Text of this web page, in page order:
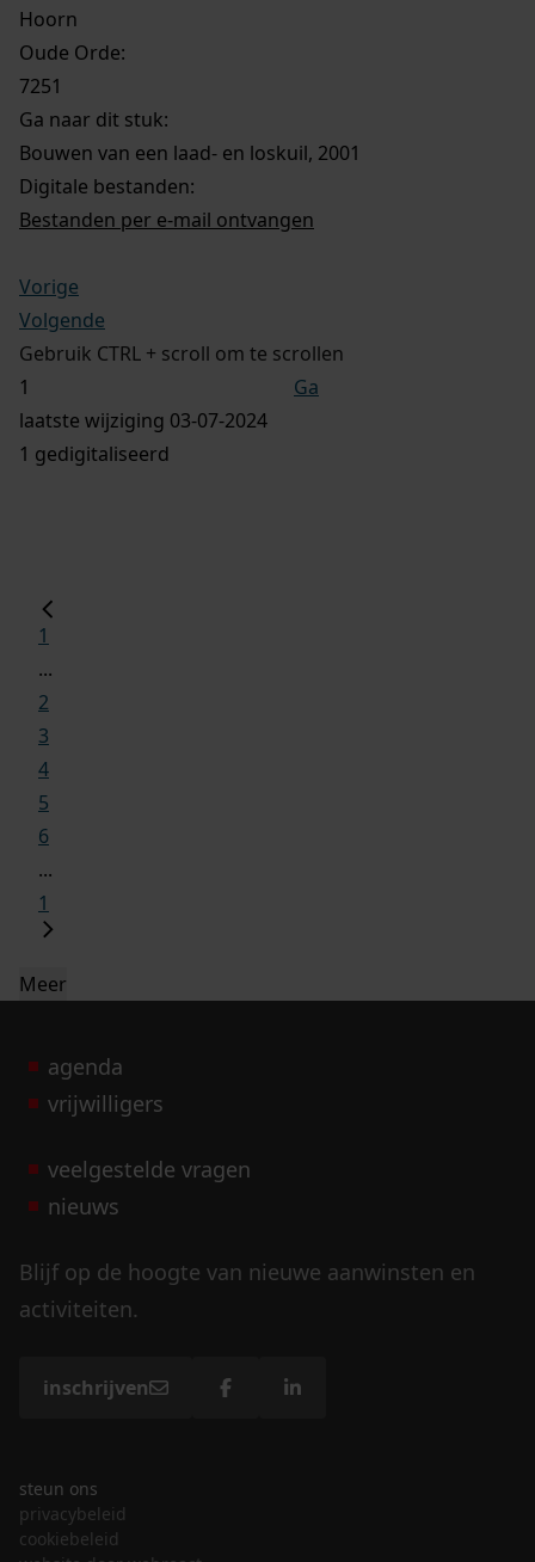
Hoorn
Oude Orde:
7251
Ga naar dit stuk:
Bouwen van een laad- en loskuil, 2001
Digitale bestanden:
Bestanden per e-mail ontvangen
Vorige
Volgende
Gebruik CTRL + scroll om te scrollen
Ga
laatste wijziging 03-07-2024
1 gedigitaliseerd
1
...
2
3
4
5
6
...
1
Meer
agenda
vrijwilligers
veelgestelde vragen
nieuws
Blijf op de hoogte van nieuwe aanwinsten en
activiteiten.
inschrijven
steun ons
privacybeleid
cookiebeleid